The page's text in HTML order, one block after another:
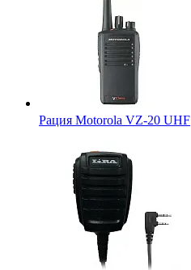
Рация Motorola VZ-20 UHF